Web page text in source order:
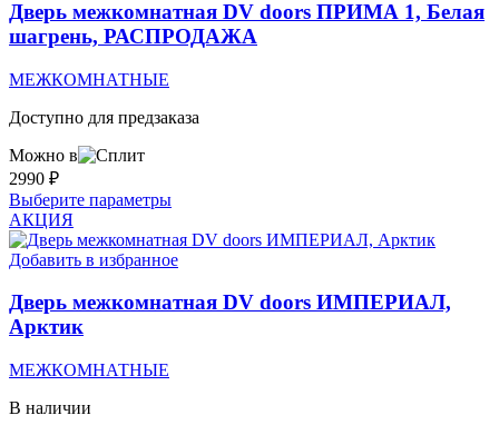
вариаций.
Опции
можно
товара.
Дверь межкомнатная DV doors ПРИМА 1, Белая
шагрень, РАСПРОДАЖА
МЕЖКОМНАТНЫЕ
Доступно для предзаказа
Можно в
2990 ₽
Выберите параметрыЭтот
имеет
несколько
Опции
АКЦИЯ
Добавить в избранное
Дверь межкомнатная DV doors ИМПЕРИАЛ,
Арктик
МЕЖКОМНАТНЫЕ
В наличии